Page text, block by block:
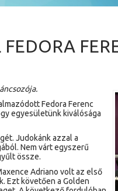
Fedora Ferenc
egyesületünk kiválósága
Judokánk azzal a
Nem várt egyszerű
össze.
Adriano volt az első
Ezt követően a Golden